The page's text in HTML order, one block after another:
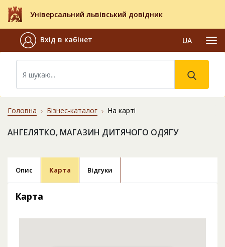
Універсальний львівський довідник
Вхід в кабінет UA
Головна Бізнес-каталог На карті
АНГЕЛЯТКО, МАГАЗИН ДИТЯЧОГО ОДЯГУ
Опис Карта Відгуки
Карта